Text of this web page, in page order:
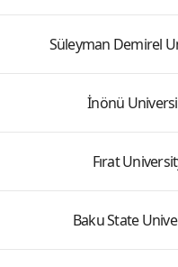
Süleyman Demirel
İnönü
Fırat
Baku State